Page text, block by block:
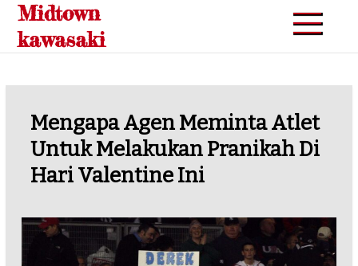
Skip
content
Midtown
kawasaki
Mengapa Agen Meminta Atlet
Untuk Melakukan Pranikah Di
Hari Valentine Ini